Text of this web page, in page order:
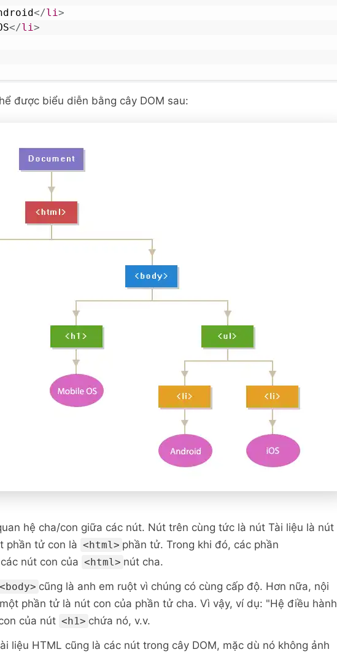
</li>
</li>
được biểu diễn bằng cây DOM sau:
hệ cha/con giữa các nút. Nút trên cùng tức là nút Tài liệu là nút
phần tử con là <html> phần tử. Trong khi đó, các phần
nút con của <html> nút cha.
<body> cũng là anh em ruột vì chúng có cùng cấp độ. Hơn nữa, nội
phần tử là nút con của phần tử cha. Vì vậy, ví dụ: "Hệ điều hành
của nút <h1> chứa nó, v.v.
liệu HTML cũng là các nút trong cây DOM, mặc dù nó không ảnh